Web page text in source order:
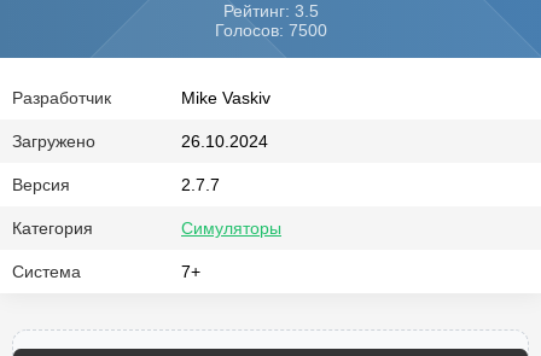
Рейтинг: 3.5
Голосов: 7500
Разработчик Mike Vaskiv
Загружено 26.10.2024
Версия 2.7.7
Категория Симуляторы
Система 7+